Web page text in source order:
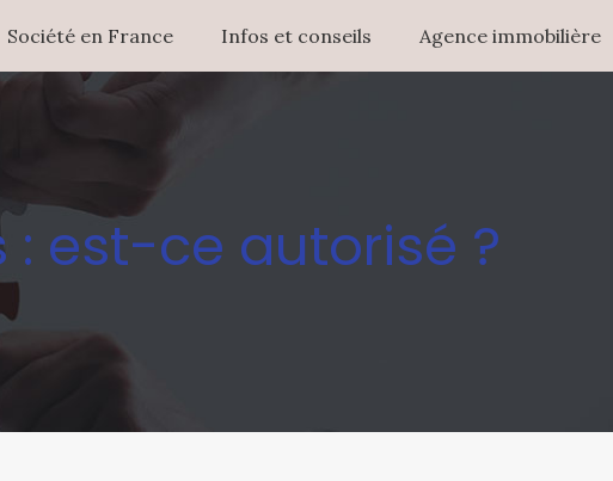
Société en France Infos et conseils Agence immobilière
est-ce autorisé ?